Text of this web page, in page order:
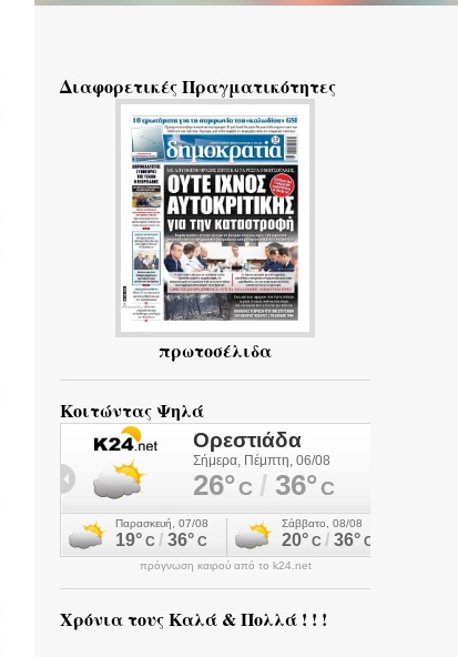
Διαφορετικές Πραγματικότητες
πρωτοσέλιδα
Κοιτώντας Ψηλά
πρόγνωση καιρού από το k24.net
Χρόνια τους Καλά & Πολλά ! ! !